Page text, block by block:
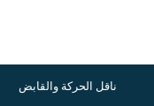
ناقل الحركة والقابض